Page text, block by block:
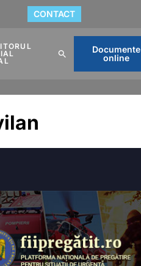
CONTACT
Documente
online